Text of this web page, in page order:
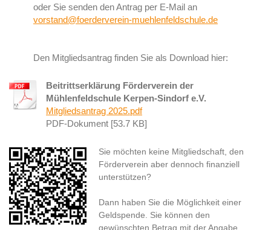
oder Sie senden den Antrag per E-Mail an
vorstand@foerderverein-muehlenfeldschule.de
Den Mitgliedsantrag finden Sie als Download hier:
Beitrittserklärung Förderverein der
Mühlenfeldschule Kerpen-Sindorf e.V.
Mitgliedsantrag 2025.pdf
PDF-Dokument [53.7 KB]
Sie möchten keine Mitgliedschaft, den
Förderverein aber dennoch finanziell
unterstützen?
Dann haben Sie die Möglichkeit einer
Geldspende. Sie können den
gewünschten Betrag mit der Angabe